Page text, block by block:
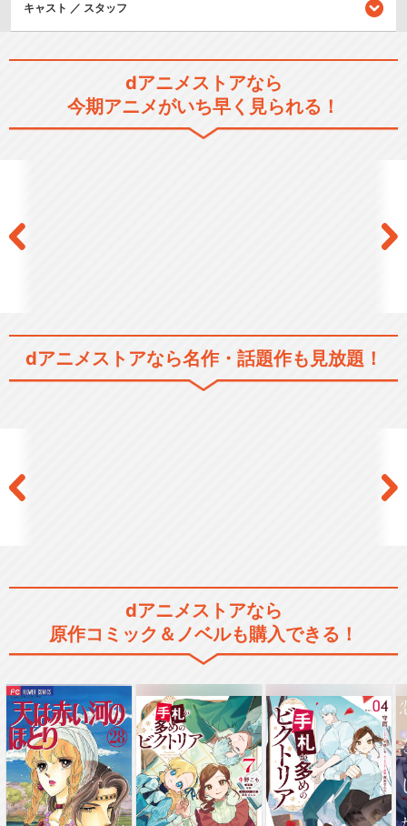
キャスト ／ スタッフ
dアニメストアなら
今期アニメがいち早く見られる！
dアニメストアなら名作・話題作も見放題！
dアニメストアなら
原作コミック＆ノベルも購入できる！